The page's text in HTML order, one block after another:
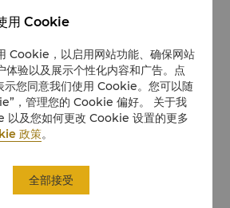
号 邮政编码 315040
用 Cookie
Cookie，以启用网站功能、确保网站
体验以及展示个性化内容和广告。点
示您同意我们使用 Cookie。您可以随
，管理您的 Cookie 偏好。 关于我
以及您如何更改 Cookie 设置的更多
政策。
全部接受